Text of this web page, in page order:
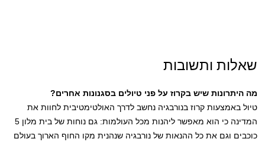
שאלות ותשובות
מה היתרונות שיש בקרוז על פני טיולים בסגנונות אחרים?
טיול באמצעות קרוז בנורבגיה נחשב לדרך האולטימטיבית לחוות את
המדינה כי הוא מאפשר ליהנות מכל העולמות: גם נוחות של בית מלון 5
כוכבים וגם את כל ההנאות של נורבגיה שנהנית מקו החוף הארוך בעולם